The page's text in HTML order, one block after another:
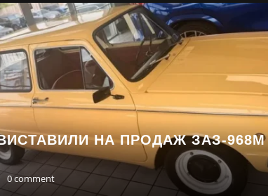
НА ПРОДАЖ ЗАЗ-968М
0 comment